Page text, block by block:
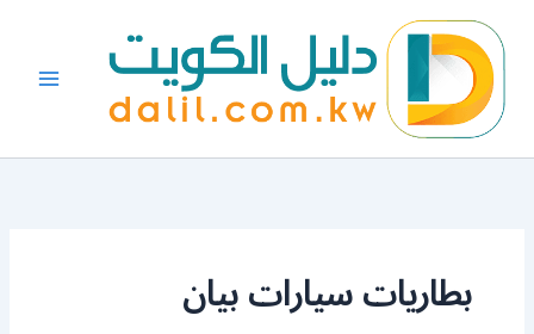
المحتوى
بطاريات سيارات بيان